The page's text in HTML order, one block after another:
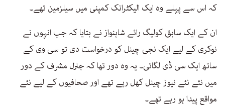
کہ اس سے پہلے وہ ایک الیکٹرانک کمپنی میں سیلزمین تھے۔
ان کے ایک سابق کولیگ رائے شاہنواز نے بتایا کہ جب انہوں نے
نوکری کے لیے ایک نجی چینل کو درخواست دی تو سی وی کے
ساتھ ایک سی ڈی لگائی۔ یہ وہ دور تھا کہ جنرل مشرف کے دور
میں نئے نئے نیوز چینل کھل رہے تھے اور صحافیوں کے لیے نئے
مواقع پیدا ہو رہے تھے۔